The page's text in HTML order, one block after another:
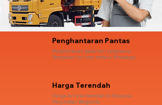
Penghantaran Pantas
Penghantaran pada hari yang sama.
Tempahan lori kren melalui Whatsapp.
Harga Terendah
Harga lori kren terendah di Malaysia.
Penjimatan Berganda.